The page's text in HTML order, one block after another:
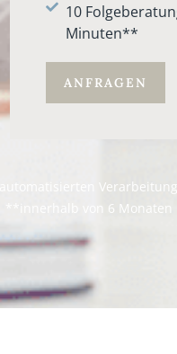
10
Minuten**
ANFRAGEN
Verarbeitung
**innerhalb von 6